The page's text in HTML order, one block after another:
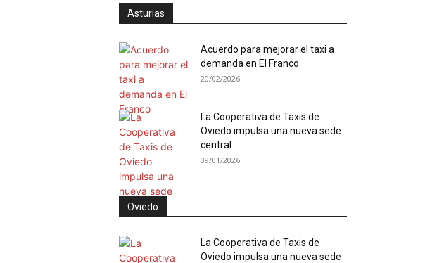
Asturias
Acuerdo para mejorar el taxi a
demanda en El Franco
20/02/2026
La Cooperativa de Taxis de
Oviedo impulsa una nueva sede
central
09/01/2026
Oviedo
La Cooperativa de Taxis de
Oviedo impulsa una nueva sede